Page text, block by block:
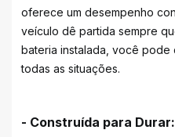
oferece um desempenho
veículo dê partida sempre
bateria instalada, você pode
todas as situações.
- Construída para Durar: